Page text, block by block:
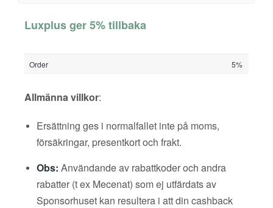
Luxplus ger 5% tillbaka
Order 5%
Allmänna villkor:
Ersättning ges i normalfallet inte på moms,
försäkringar, presentkort och frakt.
Obs: Användande av rabattkoder och andra
rabatter (t ex Mecenat) som ej utfärdats av
Sponsorhuset kan resultera i att din cashback